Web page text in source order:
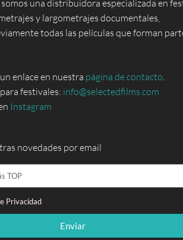
somos una distribuidora especializada en
y largometrajes documentales,
todas las películas que forman
enlace en nuestra página de contacto.
festivales: info@selectedfilms.com
Instagram
novedades por email
Privacidad
Enviar